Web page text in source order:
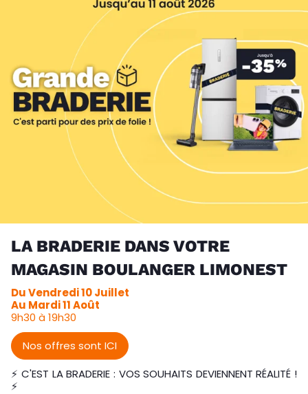
LA BRADERIE DANS VOTRE
MAGASIN BOULANGER LIMONEST
Du Vendredi 10 Juillet
Au Mardi 11 Août
9h30 à 19h30
Nos offres sont ICI
⚡ C'EST LA BRADERIE : VOS SOUHAITS DEVIENNENT RÉALITÉ !
⚡